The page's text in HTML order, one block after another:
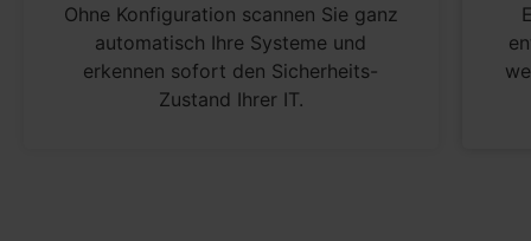
Ohne Konfiguration scannen Sie ganz
automatisch Ihre Systeme und
erkennen sofort den Sicherheits-
Zustand Ihrer IT.